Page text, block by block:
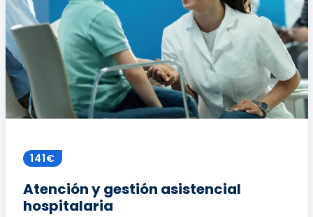
141€
Atención y gestión asistencial
hospitalaria